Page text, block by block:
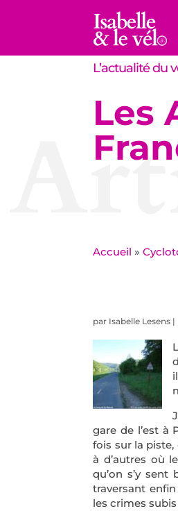
L’actualité du
Les
Accueil »
par Isabelle Lesens |
gare de l’est à
fois sur la piste,
à d’autres où
qu’on s’y sent
traversant
les crimes